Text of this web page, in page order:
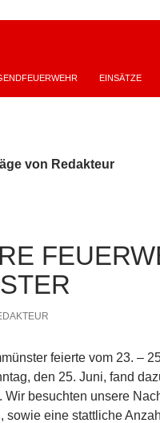
EINSÄTZE
von Redakteur
feierte vom 23. –
den 25. Juni, fand
besuchten unsere
sowie eine stattliche